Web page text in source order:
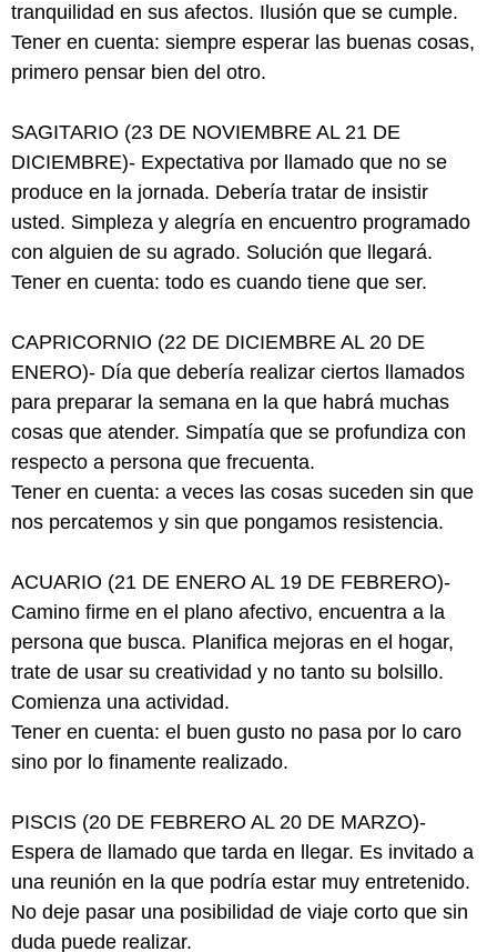
tranquilidad en sus afectos. Ilusión que se cumple.
Tener en cuenta: siempre esperar las buenas cosas,
primero pensar bien del otro.
SAGITARIO (23 DE NOVIEMBRE AL 21 DE
DICIEMBRE)- Expectativa por llamado que no se
produce en la jornada. Debería tratar de insistir
usted. Simpleza y alegría en encuentro programado
con alguien de su agrado. Solución que llegará.
Tener en cuenta: todo es cuando tiene que ser.
CAPRICORNIO (22 DE DICIEMBRE AL 20 DE
ENERO)- Día que debería realizar ciertos llamados
para preparar la semana en la que habrá muchas
cosas que atender. Simpatía que se profundiza con
respecto a persona que frecuenta.
Tener en cuenta: a veces las cosas suceden sin que
nos percatemos y sin que pongamos resistencia.
ACUARIO (21 DE ENERO AL 19 DE FEBRERO)-
Camino firme en el plano afectivo, encuentra a la
persona que busca. Planifica mejoras en el hogar,
trate de usar su creatividad y no tanto su bolsillo.
Comienza una actividad.
Tener en cuenta: el buen gusto no pasa por lo caro
sino por lo finamente realizado.
PISCIS (20 DE FEBRERO AL 20 DE MARZO)-
Espera de llamado que tarda en llegar. Es invitado a
una reunión en la que podría estar muy entretenido.
No deje pasar una posibilidad de viaje corto que sin
duda puede realizar.